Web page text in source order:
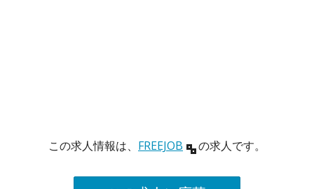
この求人情報は、 FREEJOB の求人です。